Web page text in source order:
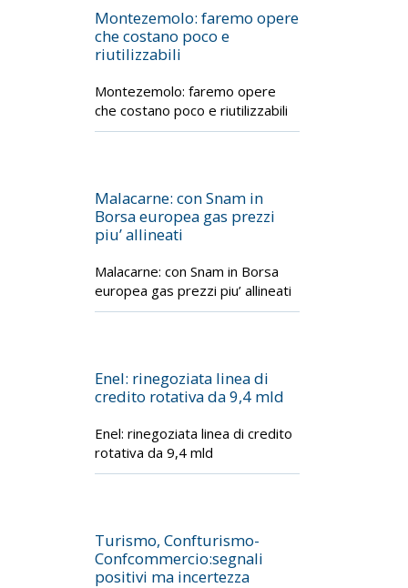
Montezemolo: faremo opere
che costano poco e
riutilizzabili
Montezemolo: faremo opere
che costano poco e riutilizzabili
Malacarne: con Snam in
Borsa europea gas prezzi
piu’ allineati
Malacarne: con Snam in Borsa
europea gas prezzi piu’ allineati
Enel: rinegoziata linea di
credito rotativa da 9,4 mld
Enel: rinegoziata linea di credito
rotativa da 9,4 mld
Turismo, Confturismo-
Confcommercio:segnali
positivi ma incertezza